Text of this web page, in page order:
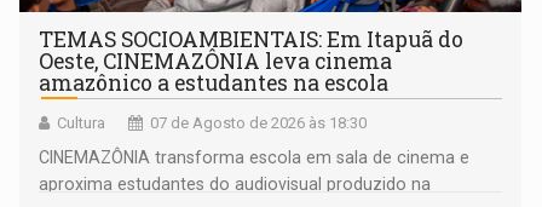
TEMAS SOCIOAMBIENTAIS: Em Itapuã do
Oeste, CINEMAZÔNIA leva cinema
amazônico a estudantes na escola
Cultura 07 de Agosto de 2026 às 18:30
CINEMAZÔNIA transforma escola em sala de cinema e
aproxima estudantes do audiovisual produzido na